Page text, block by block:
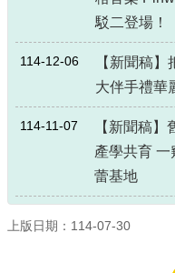
駁二登場！
114-12-06
【新聞稿
大伴手禮華
114-11-07
【新聞稿
產學共育
蕾基地
上版日期：114-07-30